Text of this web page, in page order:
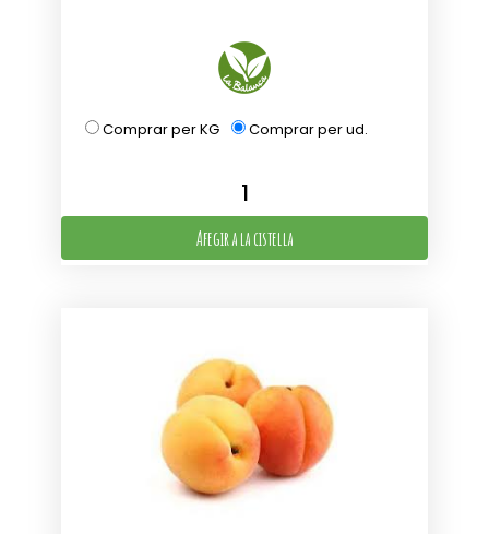
Comprar per KG Comprar per ud.
Afegir a la cistella